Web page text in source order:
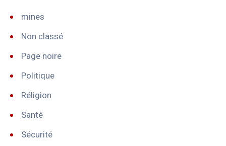
mines
Non classé
Page noire
Politique
Réligion
Santé
Sécurité